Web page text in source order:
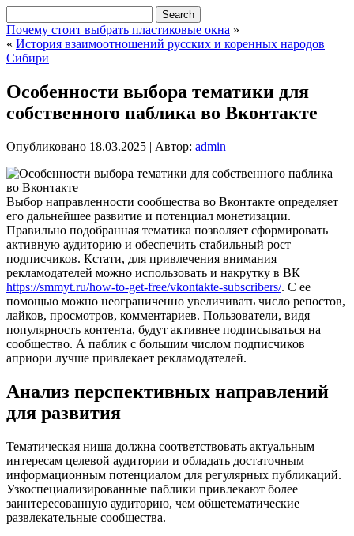
Почему стоит выбрать пластиковые окна »
« История взаимоотношений русских и коренных народов
Сибири
Особенности выбора тематики для
собственного паблика во Вконтакте
Опубликовано 18.03.2025 | Автор: admin
Выбор направленности сообщества во Вконтакте определяет
его дальнейшее развитие и потенциал монетизации.
Правильно подобранная тематика позволяет сформировать
активную аудиторию и обеспечить стабильный рост
подписчиков. Кстати, для привлечения внимания
рекламодателей можно использовать и накрутку в ВК
https://smmyt.ru/how-to-get-free/vkontakte-subscribers/. С ее
помощью можно неограниченно увеличивать число репостов,
лайков, просмотров, комментариев. Пользователи, видя
популярность контента, будут активнее подписываться на
сообщество. А паблик с большим числом подписчиков
априори лучше привлекает рекламодателей.
Анализ перспективных направлений
для развития
Тематическая ниша должна соответствовать актуальным
интересам целевой аудитории и обладать достаточным
информационным потенциалом для регулярных публикаций.
Узкоспециализированные паблики привлекают более
заинтересованную аудиторию, чем общетематические
развлекательные сообщества.